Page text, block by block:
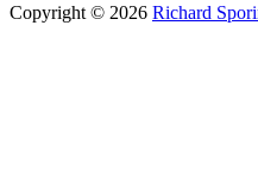
Copyright © 2026 Richard